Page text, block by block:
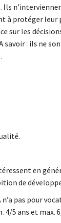
à protéger
sur les
: ils ne
en
de
pas pour
4/5 ans et max.